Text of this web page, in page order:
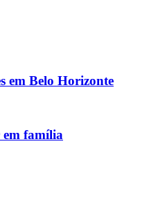
em Belo Horizonte
em família